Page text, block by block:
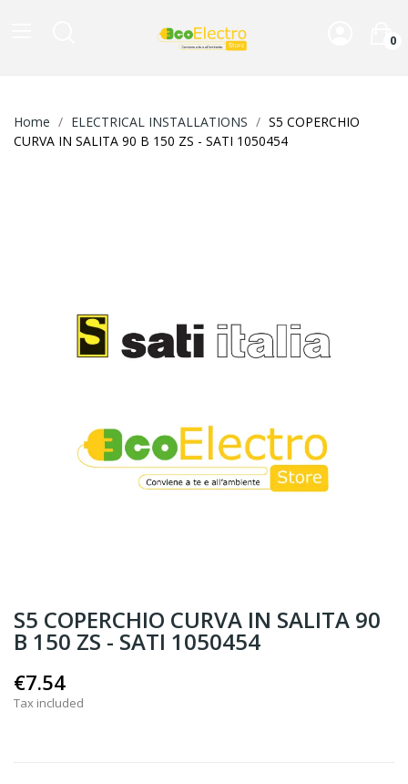
0
Home ELECTRICAL INSTALLATIONS
S5 COPERCHIO
CURVA IN SALITA 90 B 150 ZS - SATI 1050454
S5 COPERCHIO CURVA IN SALITA 90
B 150 ZS - SATI 1050454
€7.54
Tax included